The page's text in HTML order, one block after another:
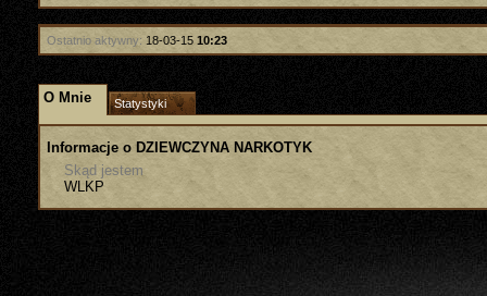
Ostatnio aktywny: 18-03-15 10:23
O Mnie Statystyki
Informacje o DZIEWCZYNA NARKOTYK
Skąd jestem
WLKP